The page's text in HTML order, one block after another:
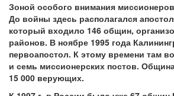
Зоной особого внимания
До войны здесь располагался
который входило 146 общин,
районов. В ноябре 1995 года
первоапостол. К этому времени там
и семь миссионерских постов.
15 000 верующих.